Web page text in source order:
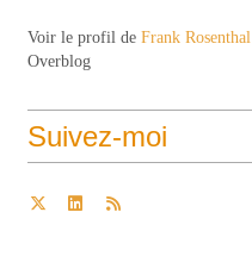
Voir le profil de Frank Rosenthal
Overblog
Suivez-moi